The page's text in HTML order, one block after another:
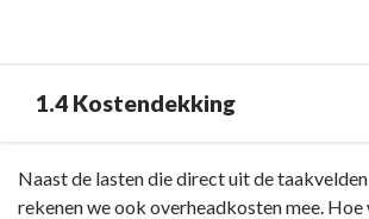
1.4 Kostendekking
Terug
naar
Naast de lasten die direct uit de
rekenen we ook overheadkosten mee. Hoe